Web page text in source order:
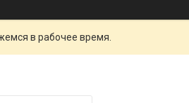
в рабочее время.